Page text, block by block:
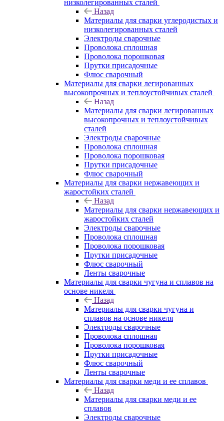
низколегированных сталей
Назад
Материалы для сварки углеродистых и
низколегированных сталей
Электроды сварочные
Проволока сплошная
Проволока порошковая
Прутки присадочные
Флюс сварочный
Материалы для сварки легированных
высокопрочных и теплоустойчивых сталей
Назад
Материалы для сварки легированных
высокопрочных и теплоустойчивых
сталей
Электроды сварочные
Проволока сплошная
Проволока порошковая
Прутки присадочные
Флюс сварочный
Материалы для сварки нержавеющих и
жаростойких сталей
Назад
Материалы для сварки нержавеющих и
жаростойких сталей
Электроды сварочные
Проволока сплошная
Проволока порошковая
Прутки присадочные
Флюс сварочный
Ленты сварочные
Материалы для сварки чугуна и сплавов на
основе никеля
Назад
Материалы для сварки чугуна и
сплавов на основе никеля
Электроды сварочные
Проволока сплошная
Проволока порошковая
Прутки присадочные
Флюс сварочный
Ленты сварочные
Материалы для сварки меди и ее сплавов
Назад
Материалы для сварки меди и ее
сплавов
Электроды сварочные